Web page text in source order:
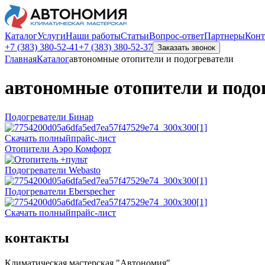
КаталогУслугиНаши работыСтатьиВопрос-ответПартнеры
+7 (383) 380-52-41+7 (383) 380-52-37 Заказать звонок
ГлавнаяКаталогавтономные отопители и подогреватели
автономные отопители и
Подогреватели Бинар
Скачать полныйпрайс-лист
Отопители Аэро Комфорт
Подогреватели Webasto
Подогреватели Eberspecher
Скачать полныйпрайс-лист
контакты
Климатическая мастерская "Автономия"